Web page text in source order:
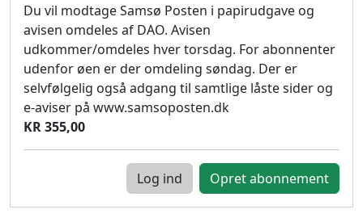
Du vil modtage Samsø Posten i papirudgave og
avisen omdeles af DAO. Avisen
udkommer/omdeles hver torsdag. For abonnenter
udenfor øen er der omdeling søndag. Der er
selvfølgelig også adgang til samtlige låste sider og
e-aviser på www.samsoposten.dk
KR 355,00
Log ind